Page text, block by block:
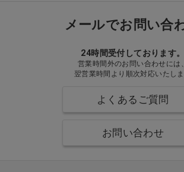
メールでお問い合
24時間受付しております。
営業時間外のお問い合わせには、
翌営業時間より順次対応いたし
よくあるご質問
お問い合わせ